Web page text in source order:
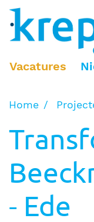
Vacatures
Home
- Ede